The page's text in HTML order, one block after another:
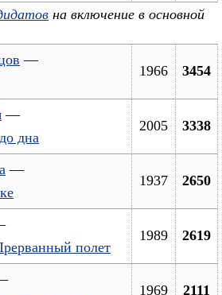
на включение в основной
—
1966 3454
—
дна
2005 3338
—
1937 2650
полет
1989 2619
1969 2111